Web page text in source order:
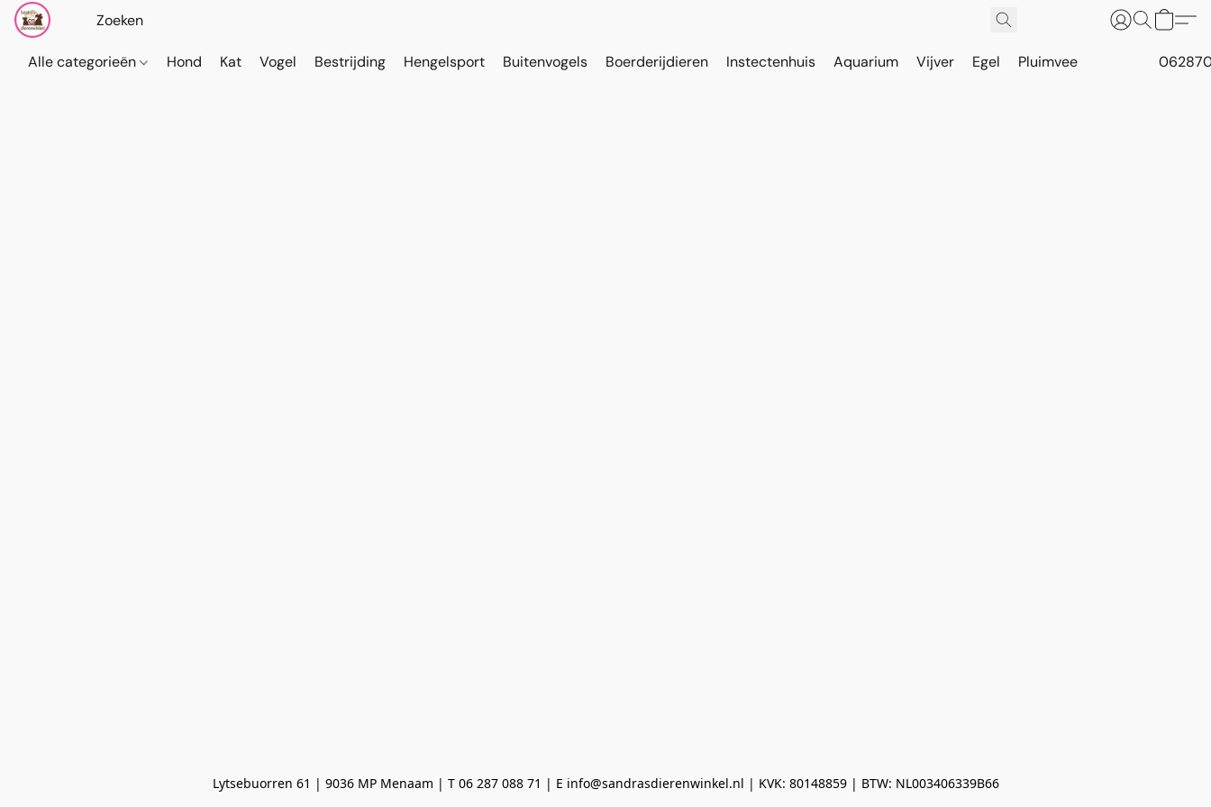
Alle categorieën Hond Kat Vogel Bestrijding Hengelsport Buitenvogels Boerderijdieren Instectenhuis Aquarium Vijver Egel Pluimvee
Lytsebuorren 61 | 9036 MP Menaam | T 06 287 088 71 | E info@sandrasdierenwinkel.nl | KVK: 80148859 | BTW: NL003406339B66